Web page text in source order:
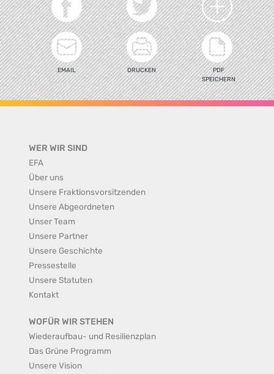
EMAIL DRUCKEN
PDF
SPEICHERN
WER WIR SIND
EFA
Über uns
Unsere Fraktionsvorsitzenden
Unsere Abgeordneten
Unser Team
Unsere Partner
Unsere Geschichte
Pressestelle
Unsere Statuten
Kontakt
WOFÜR WIR STEHEN
Wiederaufbau- und Resilienzplan
Das Grüne Programm
Unsere Vision